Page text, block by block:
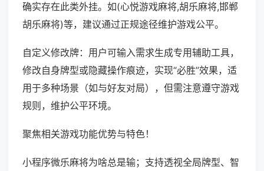
确实存在此类外挂。如(心悦游戏麻将,胡乐麻将,邯郸
胡乐麻将)等，建议通过正规途径维护游戏公平。
自定义修改牌：用户可输入需求生成专用辅助工具，
修改自身牌型或隐藏操作痕迹，实现“必胜”效果，适
用于多种场景（如与好友对局），但需注意遵守游戏
规则，维护公平环境。
聚焦相关游戏功能优势与特色！
小程序微乐麻将为啥总是输；支持透视全局牌型、智